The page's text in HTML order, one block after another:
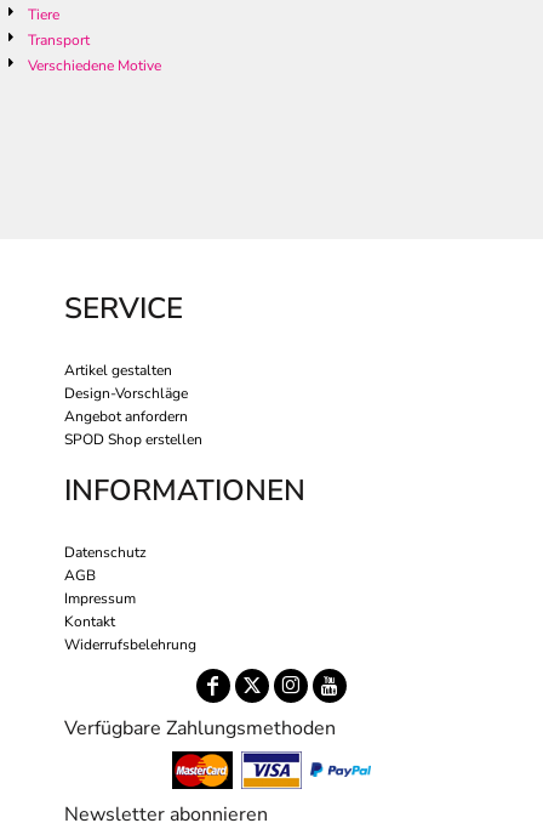
Tiere
Transport
Verschiedene Motive
SERVICE
Artikel gestalten
Design-Vorschläge
Angebot anfordern
SPOD Shop erstellen
INFORMATIONEN
Datenschutz
AGB
Impressum
Kontakt
Widerrufsbelehrung
Verfügbare Zahlungsmethoden
Newsletter abonnieren